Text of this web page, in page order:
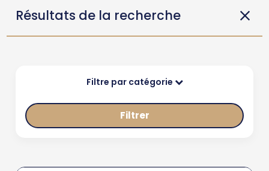
Résultats de la recherche
Filtre par catégorie
Filtrer